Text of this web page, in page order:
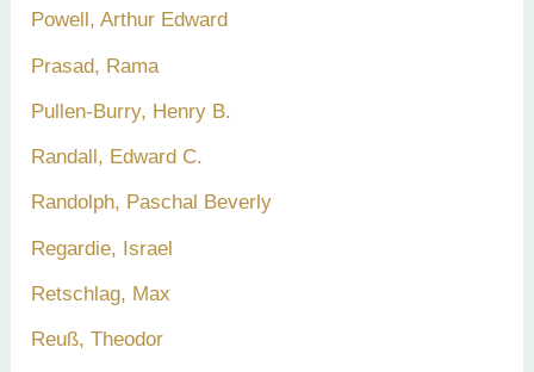
Powell, Arthur Edward
Prasad, Rama
Pullen-Burry, Henry B.
Randall, Edward C.
Randolph, Paschal Beverly
Regardie, Israel
Retschlag, Max
Reuß, Theodor